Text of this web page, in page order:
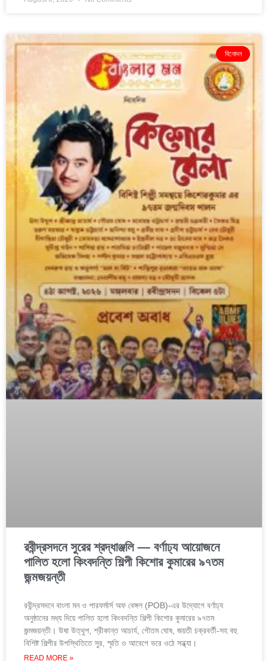
বিনোদন
রবীন্দ্রসদনে সুরের শ্রদ্ধাঞ্জলি — বর্ণাঢ্য আয়োজনে
পালিত হলো কিংবদন্তি শিল্পী কিশোর কুমারের ৯৭তম
জন্মজয়ন্তী
রবীন্দ্রসদনে বাংলা মন ও পারফর্মার্স অফ বেঙ্গল (POB)-এর উদ্যোগে বর্ণাঢ্য
অনুষ্ঠানের মধ্য দিয়ে পালিত হলো কিংবদন্তি শিল্পী কিশোর কুমারের ৯৭তম
জন্মজয়ন্তী। উষা উত্থুপ, শ্রীকান্ত আচার্য, গৌতম ঘোষ, জয়তী চক্রবর্তী-সহ বহু
বিশিষ্ট শিল্পীর উপস্থিতিতে সুর, স্মৃতি ও আবেগে ভরে ওঠে সন্ধ্যা।
READ MORE »